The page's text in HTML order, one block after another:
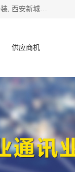
公司主要经营西安电信宽带安装,西安光纤专线安装,西安宽带安装,西安宽带办理,西安联通宽带安装,西安移动宽带安装, 西安新城赛派通讯商行从事西安地区的联通，移动，电信宽带安装，光纤专线安装，宽带办理等业务
供应商机
客户案例